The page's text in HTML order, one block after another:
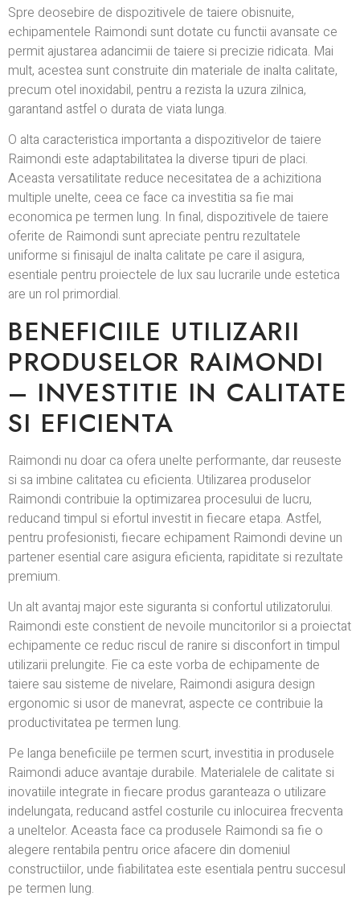
Spre deosebire de dispozitivele de taiere obisnuite,
echipamentele Raimondi sunt dotate cu functii avansate ce
permit ajustarea adancimii de taiere si precizie ridicata. Mai
mult, acestea sunt construite din materiale de inalta calitate,
precum otel inoxidabil, pentru a rezista la uzura zilnica,
garantand astfel o durata de viata lunga.
O alta caracteristica importanta a dispozitivelor de taiere
Raimondi este adaptabilitatea la diverse tipuri de placi.
Aceasta versatilitate reduce necesitatea de a achizitiona
multiple unelte, ceea ce face ca investitia sa fie mai
economica pe termen lung. In final, dispozitivele de taiere
oferite de Raimondi sunt apreciate pentru rezultatele
uniforme si finisajul de inalta calitate pe care il asigura,
esentiale pentru proiectele de lux sau lucrarile unde estetica
are un rol primordial.
BENEFICIILE UTILIZARII
PRODUSELOR RAIMONDI
– INVESTITIE IN CALITATE
SI EFICIENTA
Raimondi nu doar ca ofera unelte performante, dar reuseste
si sa imbine calitatea cu eficienta. Utilizarea produselor
Raimondi contribuie la optimizarea procesului de lucru,
reducand timpul si efortul investit in fiecare etapa. Astfel,
pentru profesionisti, fiecare echipament Raimondi devine un
partener esential care asigura eficienta, rapiditate si rezultate
premium.
Un alt avantaj major este siguranta si confortul utilizatorului.
Raimondi este constient de nevoile muncitorilor si a proiectat
echipamente ce reduc riscul de ranire si disconfort in timpul
utilizarii prelungite. Fie ca este vorba de echipamente de
taiere sau sisteme de nivelare, Raimondi asigura design
ergonomic si usor de manevrat, aspecte ce contribuie la
productivitatea pe termen lung.
Pe langa beneficiile pe termen scurt, investitia in produsele
Raimondi aduce avantaje durabile. Materialele de calitate si
inovatiile integrate in fiecare produs garanteaza o utilizare
indelungata, reducand astfel costurile cu inlocuirea frecventa
a uneltelor. Aceasta face ca produsele Raimondi sa fie o
alegere rentabila pentru orice afacere din domeniul
constructiilor, unde fiabilitatea este esentiala pentru succesul
pe termen lung.